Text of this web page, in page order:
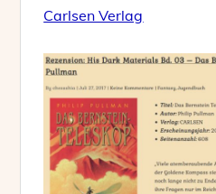
Carlsen Verlag